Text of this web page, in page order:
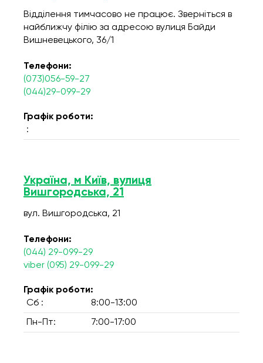
Відділення тимчасово не працює. Зверніться в
найближчу філію за адресою вулиця Байди
Вишневецького, 36/1
Телефони:
(073)056-59-27
(044)29-099-29
Графік роботи:
:
Україна, м Київ, вулиця
Вишгородська, 21
вул. Вишгородська, 21
Телефони:
(044) 29-099-29
viber (095) 29-099-29
Графік роботи:
Сб :
8:00-13:00
Пн-Пт: 7:00-17:00